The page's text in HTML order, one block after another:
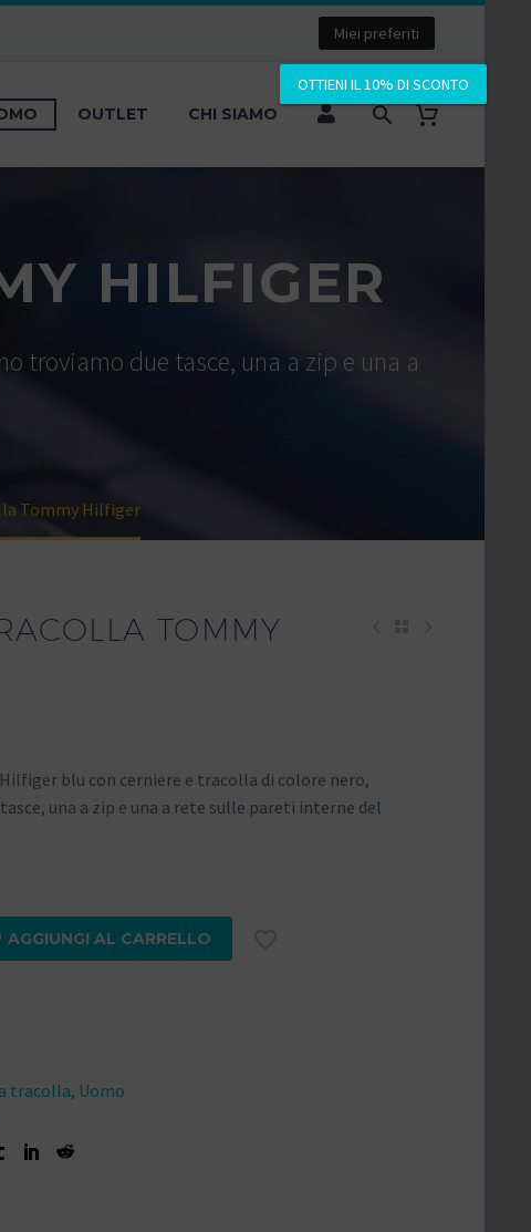
OTTIENI IL 10% DI SCONTO
Miei preferiti
OUTLET CHI SIAMO
HILFIGER
troviamo due tasce, una a zip e una a
Tommy Hilfiger
TOMMY
blu con cerniere e tracolla di colore nero,
una a zip e una a rete sulle pareti interne del
AGGIUNGI AL CARRELLO
tracolla, Uomo